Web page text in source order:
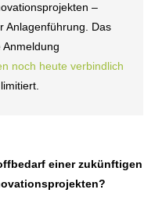
–
Anlagenführung. Das
noch heute verbindlich
einer zukünftigen